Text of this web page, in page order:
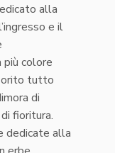
alla
e il
più colore
tutto
di
fioritura.
dedicate alla